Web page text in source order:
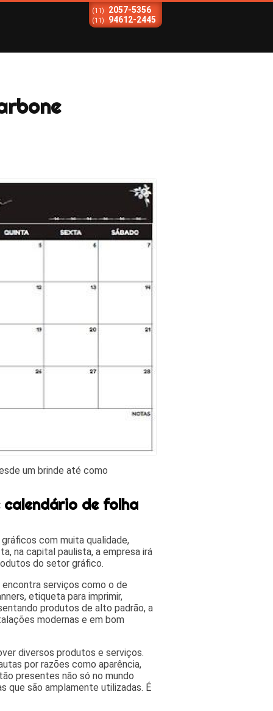
(11) 2057-5356
(11) 94612-2445
um brinde até como
de folha
com muita qualidade,
na capital paulista, a empresa irá
do setor gráfico.
encontra serviços como o de
etiqueta para imprimir,
produtos de alto padrão, a
modernas e em bom
diversos produtos e serviços.
por razões como aparência,
presentes não só no mundo
que são amplamente utilizadas. É